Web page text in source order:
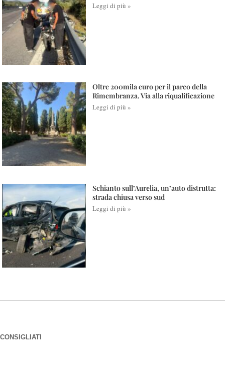
Leggi di più »
Oltre 200mila euro per il parco della
Rimembranza. Via alla riqualificazione
Leggi di più »
Schianto sull’Aurelia, un’auto distrutta:
strada chiusa verso sud
Leggi di più »
CONSIGLIATI